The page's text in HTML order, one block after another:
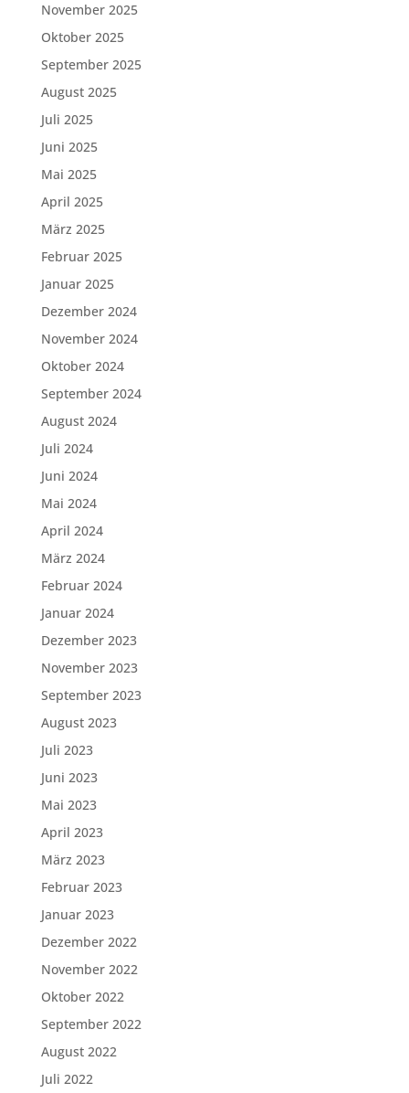
November 2025
Oktober 2025
September 2025
August 2025
Juli 2025
Juni 2025
Mai 2025
April 2025
März 2025
Februar 2025
Januar 2025
Dezember 2024
November 2024
Oktober 2024
September 2024
August 2024
Juli 2024
Juni 2024
Mai 2024
April 2024
März 2024
Februar 2024
Januar 2024
Dezember 2023
November 2023
September 2023
August 2023
Juli 2023
Juni 2023
Mai 2023
April 2023
März 2023
Februar 2023
Januar 2023
Dezember 2022
November 2022
Oktober 2022
September 2022
August 2022
Juli 2022